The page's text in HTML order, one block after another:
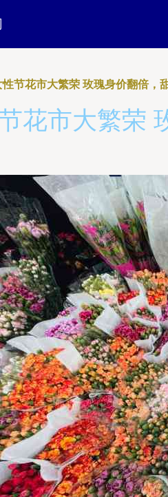
性节花市大繁荣 玫瑰身价翻倍，
花市大繁荣